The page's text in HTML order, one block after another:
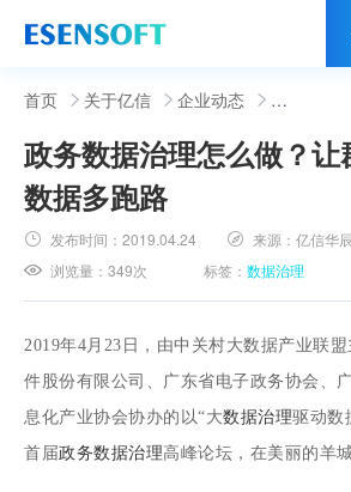
首页
睿治
解决方案
伙伴
社区
关于亿信
首页 关于亿信 企业动态
政务数据治理怎么做？让
数据多跑路
发布时间：2019.04.24 来源：亿信华辰
浏览量：349次 标签：数据治理
2019年4月23日，由中关村大数据产业联
件股份有限公司、广东省电子政务协会、
息化产业协会协办的以“大数据治理驱动数
首届政务数据治理高峰论坛，在美丽的羊